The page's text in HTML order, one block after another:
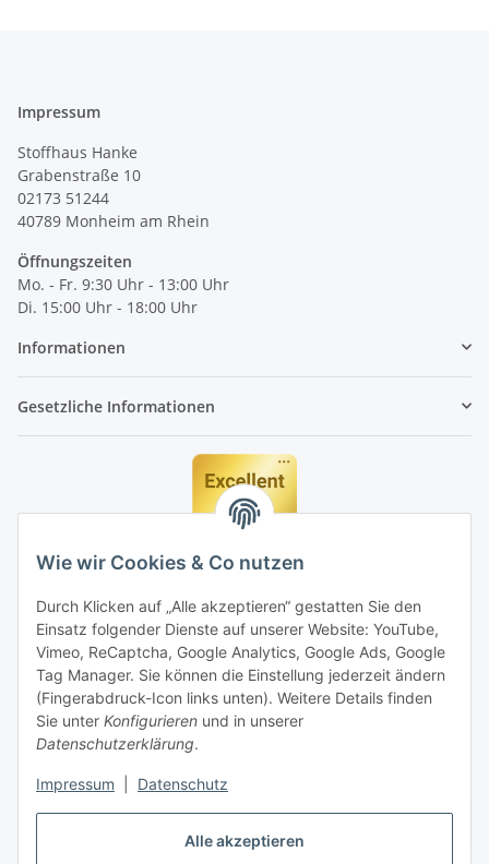
Alle akzeptieren
Wie wir Cookies & Co nutzen
Durch Klicken auf „Alle akzeptieren“ gestatten Sie den
Einsatz folgender Dienste auf unserer Website: YouTube,
Vimeo, ReCaptcha, Google Analytics, Google Ads, Google
Tag Manager. Sie können die Einstellung jederzeit ändern
(Fingerabdruck-Icon links unten). Weitere Details finden
Sie unter Konfigurieren und in unserer
Datenschutzerklärung.
Impressum Datenschutz
Impressum
Stoffhaus Hanke
Grabenstraße 10
02173 51244
40789 Monheim am Rhein
Öffnungszeiten
Mo. - Fr. 9:30 Uhr - 13:00 Uhr
Di. 15:00 Uhr - 18:00 Uhr
Informationen
Gesetzliche Informationen
Vertrag widerrufen